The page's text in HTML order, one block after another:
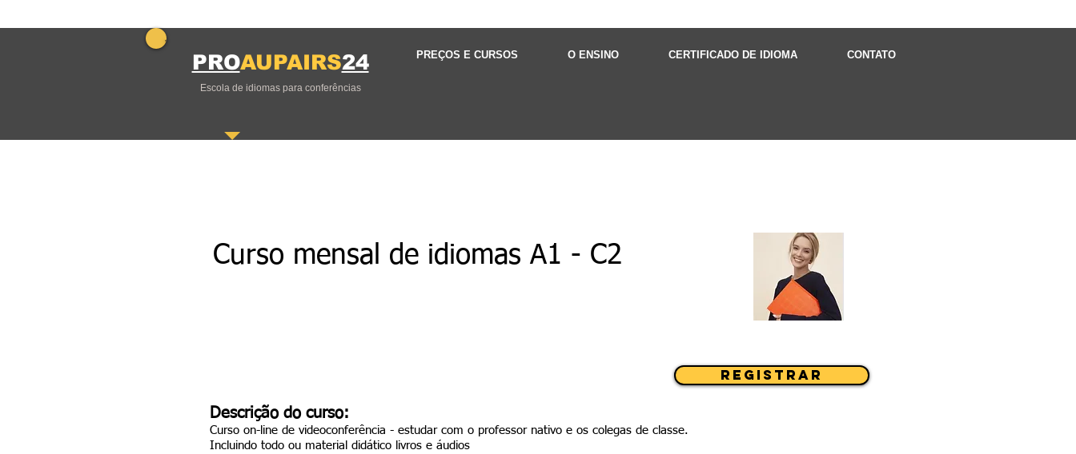
PREÇOS E CURSOS O ENSINO CERTIFICADO DE IDIOMA CONTATO
PROAUPAIRS24
Escola de idiomas para conferências
Curso mensal de idiomas A1 - C2
registrar
Descrição do curso:
Curso on-line de videoconferência - estudar com o professor nativo e os colegas de classe.
Incluindo todo ou material didático livros e áudios